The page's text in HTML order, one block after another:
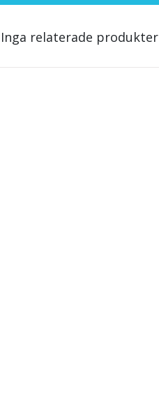
Inga relaterade produkter